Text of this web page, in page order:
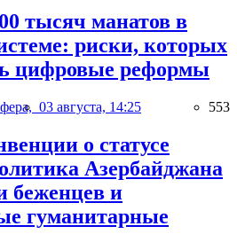
тысяч манатов в
риски, которых
цифровые реформы
03 августа, 14:25 553
о статусе
Азербайджана
беженцев и
гуманитарные